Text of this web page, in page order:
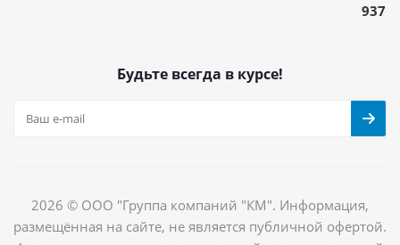
937
Будьте всегда в курсе!
2026 © ООО "Группа компаний "КМ". Информация,
размещённая на сайте, не является публичной офертой.